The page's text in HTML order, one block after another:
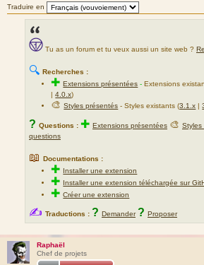
Traduire en
Tu as un forum et tu veux aussi un site web ?
🔍 Recherches :
✚Extensions présentées -Extensions
|4.0.x)
🎨Styles présentés - Styles existants (3.1.x |
? Questions : ✚ Extensions présentées 🎨 Styles
questions
📖 Documentations :
✚ Installer une extension
✚ Installer une extension téléchargée sur
✚Créer une extension
✍ Traductions : ? Demander ? Proposer
Raphaël
Chef de projets